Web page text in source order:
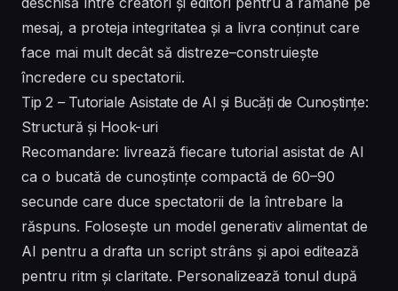
mesaj, a proteja integritatea și a livra conținut care
face mai mult decât să distreze–construiește
încredere cu spectatorii.
Tip 2 – Tutoriale Asistate de AI și Bucăți de Cunoștințe:
Structură și Hook-uri
Recomandare: livrează fiecare tutorial asistat de AI
ca o bucată de cunoștințe compactă de 60–90
secunde care duce spectatorii de la întrebare la
răspuns. Folosește un model generativ alimentat de
AI pentru a drafta un script strâns și apoi editează
pentru ritm și claritate. Personalizează tonul după